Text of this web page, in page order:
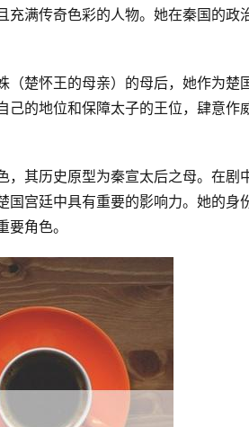
充满传奇色彩的人物。她在秦国的政
（楚怀王的母亲）的母后，她作为楚
己的地位和保障太子的王位，肆意作
其历史原型为秦宣太后之母。在剧中
国宫廷中具有重要的影响力。她的身
角色。